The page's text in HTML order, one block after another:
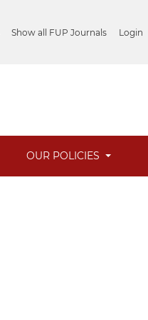
Show all FUP Journals Login
OUR POLICIES